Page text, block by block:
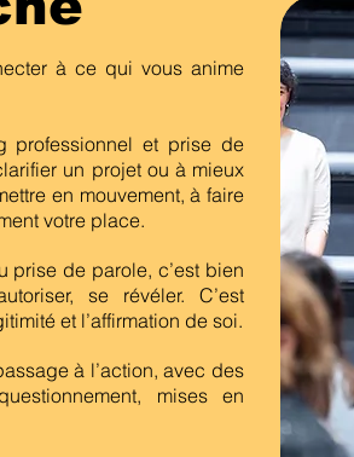
à ce qui vous anime
professionnel et prise de
un projet ou à mieux
en mouvement, à faire
votre place.
de parole, c’est bien
se révéler. C’est
et l’affirmation de soi.
à l’action, avec des
mises en